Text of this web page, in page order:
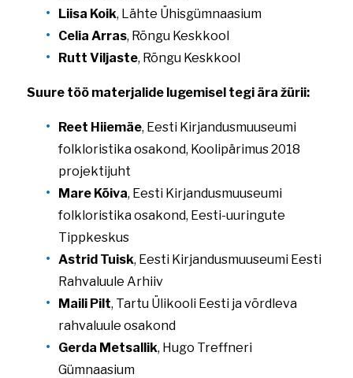
Liisa Koik, Lähte Ühisgümnaasium
Celia Arras, Rõngu Keskkool
Rutt Viljaste, Rõngu Keskkool
Suure töö materjalide lugemisel tegi ära žürii:
Reet Hiiemäe, Eesti Kirjandusmuuseumi
folkloristika osakond, Koolipärimus 2018
projektijuht
Mare Kõiva, Eesti Kirjandusmuuseumi
folkloristika osakond, Eesti-uuringute
Tippkeskus
Astrid Tuisk, Eesti Kirjandusmuuseumi Eesti
Rahvaluule Arhiiv
Maili Pilt, Tartu Ülikooli Eesti ja võrdleva
rahvaluule osakond
Gerda Metsallik, Hugo Treffneri
Gümnaasium